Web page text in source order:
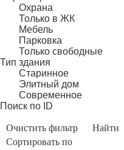
Охрана
Только в ЖК
Мебель
Парковка
Только свободные
Тип здания
Старинное
Элитный дом
Современное
Поиск по ID